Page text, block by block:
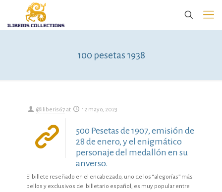
100 pesetas 1938
@iliberis67 at 12 mayo, 2023
500 Pesetas de 1907, emisión de
28 de enero, y el enigmático
personaje del medallón en su
anverso.
El billete reseñado en el encabezado, uno de los “alegorías” más
bellos y exclusivos del billetario español, es muy popular entre